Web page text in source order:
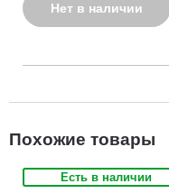
Нет в наличии
Похожие товары
Есть в наличии